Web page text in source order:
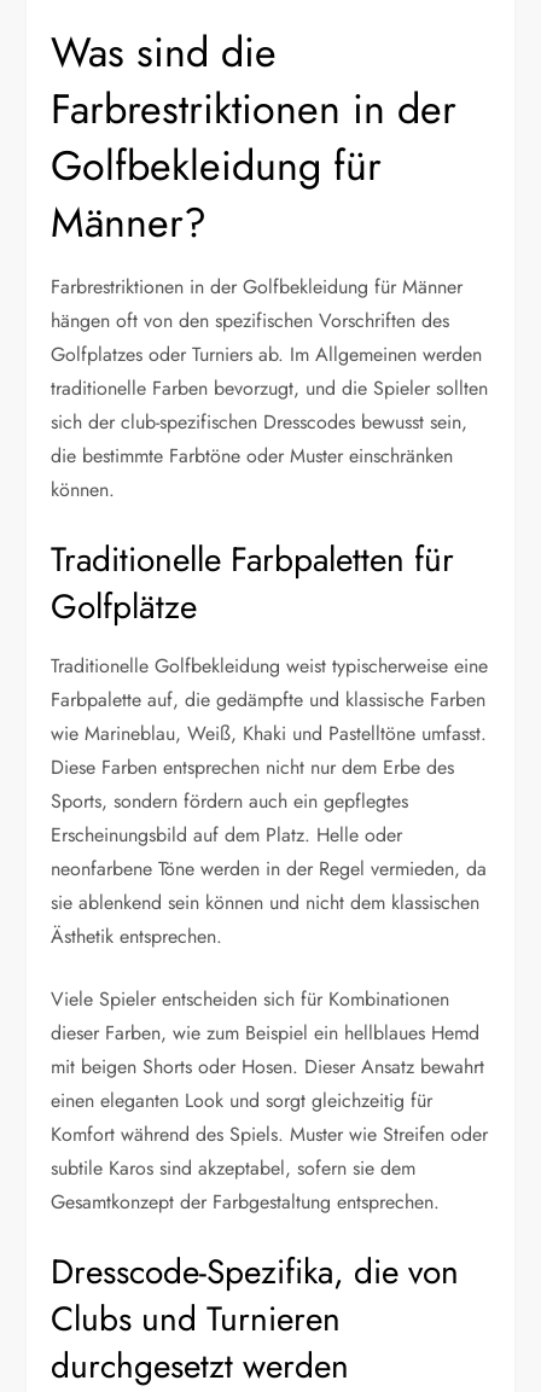
Was sind die
Farbrestriktionen in der
Golfbekleidung für
Männer?
Farbrestriktionen in der Golfbekleidung für Männer
hängen oft von den spezifischen Vorschriften des
Golfplatzes oder Turniers ab. Im Allgemeinen werden
traditionelle Farben bevorzugt, und die Spieler sollten
sich der club-spezifischen Dresscodes bewusst sein,
die bestimmte Farbtöne oder Muster einschränken
können.
Traditionelle Farbpaletten für
Golfplätze
Traditionelle Golfbekleidung weist typischerweise eine
Farbpalette auf, die gedämpfte und klassische Farben
wie Marineblau, Weiß, Khaki und Pastelltöne umfasst.
Diese Farben entsprechen nicht nur dem Erbe des
Sports, sondern fördern auch ein gepflegtes
Erscheinungsbild auf dem Platz. Helle oder
neonfarbene Töne werden in der Regel vermieden, da
sie ablenkend sein können und nicht dem klassischen
Ästhetik entsprechen.
Viele Spieler entscheiden sich für Kombinationen
dieser Farben, wie zum Beispiel ein hellblaues Hemd
mit beigen Shorts oder Hosen. Dieser Ansatz bewahrt
einen eleganten Look und sorgt gleichzeitig für
Komfort während des Spiels. Muster wie Streifen oder
subtile Karos sind akzeptabel, sofern sie dem
Gesamtkonzept der Farbgestaltung entsprechen.
Dresscode-Spezifika, die von
Clubs und Turnieren
durchgesetzt werden